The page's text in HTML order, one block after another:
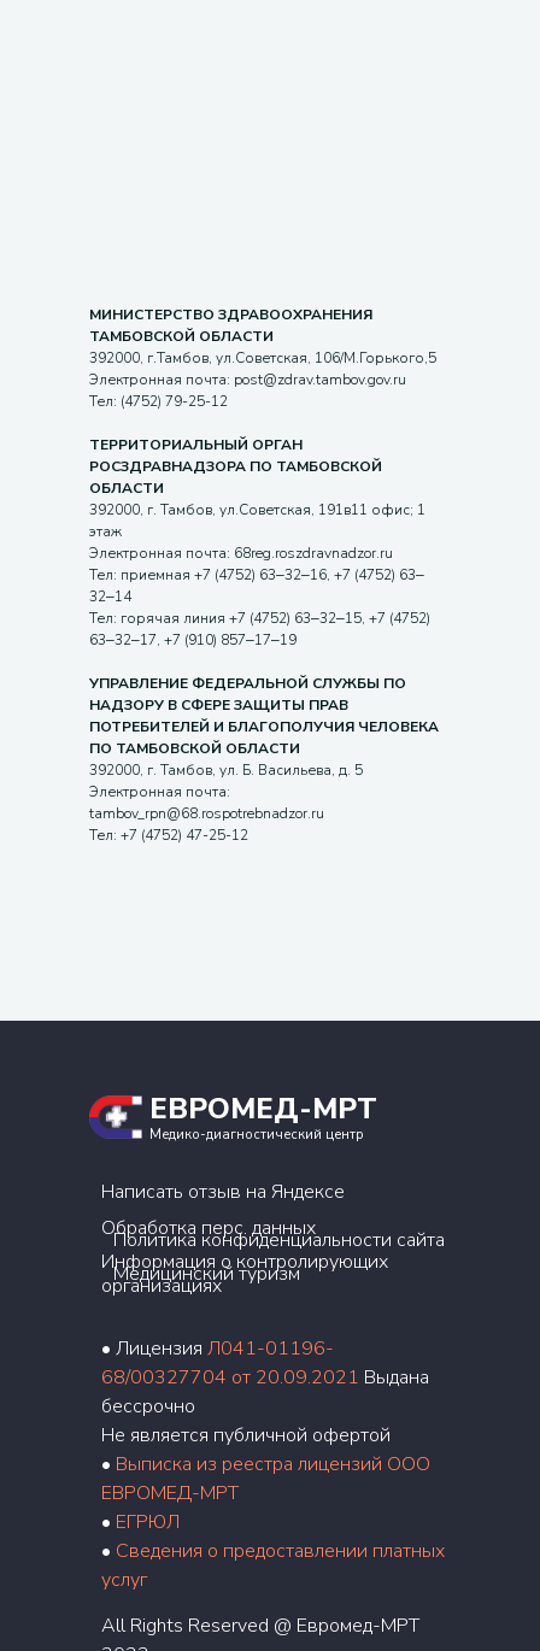
МИНИСТЕРСТВО ЗДРАВООХРАНЕНИЯ
ТАМБОВСКОЙ ОБЛАСТИ
392000, г.Тамбов, ул.Советская, 106/М.Горького,5
Электронная почта: post@zdrav.tambov.gov.ru
Тел: (4752) 79-25-12
ТЕРРИТОРИАЛЬНЫЙ ОРГАН
РОСЗДРАВНАДЗОРА ПО ТАМБОВСКОЙ
ОБЛАСТИ
392000, г. Тамбов, ул.Советская, 191в11 офис; 1
этаж
Электронная почта: 68reg.roszdravnadzor.ru
Тел: приемная +7 (4752) 63‒32‒16, +7 (4752) 63‒
32‒14
Тел: горячая линия +7 (4752) 63‒32‒15, +7 (4752)
63‒32‒17, +7 (910) 857‒17‒19
УПРАВЛЕНИЕ ФЕДЕРАЛЬНОЙ СЛУЖБЫ ПО
НАДЗОРУ В СФЕРЕ ЗАЩИТЫ ПРАВ
ПОТРЕБИТЕЛЕЙ И БЛАГОПОЛУЧИЯ ЧЕЛОВЕКА
ПО ТАМБОВСКОЙ ОБЛАСТИ
392000, г. Тамбов, ул. Б. Васильева, д. 5
Электронная почта:
tambov_rpn@68.rospotrebnadzor.ru
Тел: +7 (4752) 47-25-12
ЕВРОМЕД-МРТ
Медико-диагностический центр
• Лицензия Л041-01196-
68/00327704 от 20.09.2021 Выдана
бессрочно
Не является публичной офертой
• Выписка из реестра лицензий ООО
ЕВРОМЕД-МРТ
• ЕГРЮЛ
• Сведения о предоставлении платных
услуг
All Rights Reserved @ Евромед-МРТ
Написать отзыв на Яндексе
Обработка перс. данных
Политика конфиденциальности сайта
Информация о контролирующих
организациях
Медицинский туризм